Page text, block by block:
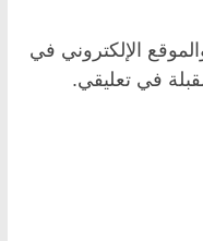
الإلكتروني في
في تعليقي.